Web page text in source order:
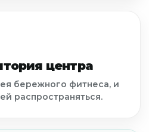
центра
бережного фитнеса, и
распространяться.